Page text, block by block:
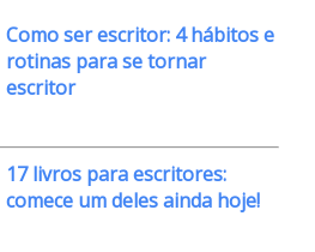
Como ser escritor: 4 hábitos e
rotinas para se tornar
escritor
17 livros para escritores:
comece um deles ainda hoje!